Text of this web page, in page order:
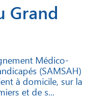
Grand
Médico-
(SAMSAH)
à domicile, sur la
et de s...